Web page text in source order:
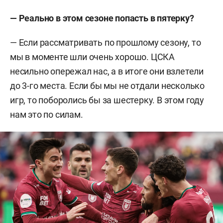
— Реально в этом сезоне попасть в пятерку?
— Если рассматривать по прошлому сезону, то
мы в моменте шли очень хорошо. ЦСКА
несильно опережал нас, а в итоге они взлетели
до 3-го места. Если бы мы не отдали несколько
игр, то поборолись бы за шестерку. В этом году
нам это по силам.